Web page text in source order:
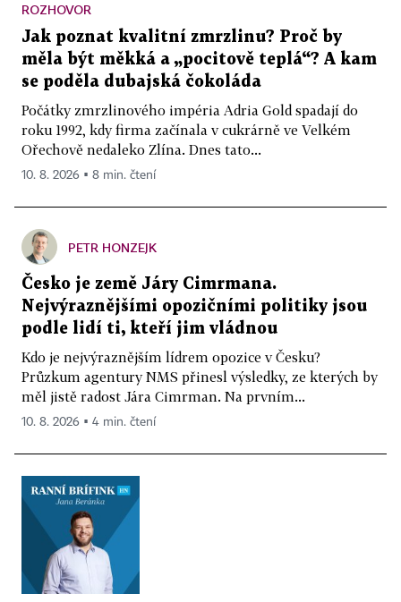
ROZHOVOR
Jak poznat kvalitní zmrzlinu? Proč by
měla být měkká a „pocitově teplá“? A kam
se poděla dubajská čokoláda
Počátky zmrzlinového impéria Adria Gold spadají do
roku 1992, kdy firma začínala v cukrárně ve Velkém
Ořechově nedaleko Zlína. Dnes tato...
10. 8. 2026 ▪ 8 min. čtení
PETR HONZEJK
Česko je země Járy Cimrmana.
Nejvýraznějšími opozičními politiky jsou
podle lidí ti, kteří jim vládnou
Kdo je nejvýraznějším lídrem opozice v Česku?
Průzkum agentury NMS přinesl výsledky, ze kterých by
měl jistě radost Jára Cimrman. Na prvním...
10. 8. 2026 ▪ 4 min. čtení